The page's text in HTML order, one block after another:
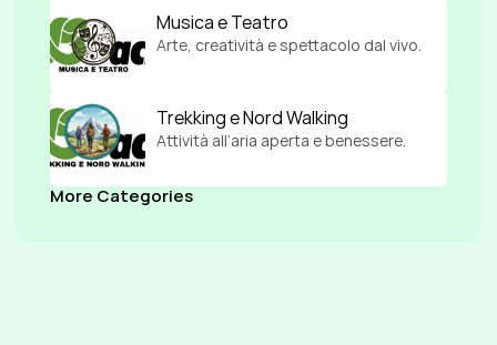
Musica e Teatro
Arte, creatività e spettacolo dal vivo.
Trekking e Nord Walking
Attività all’aria aperta e benessere.
More Categories